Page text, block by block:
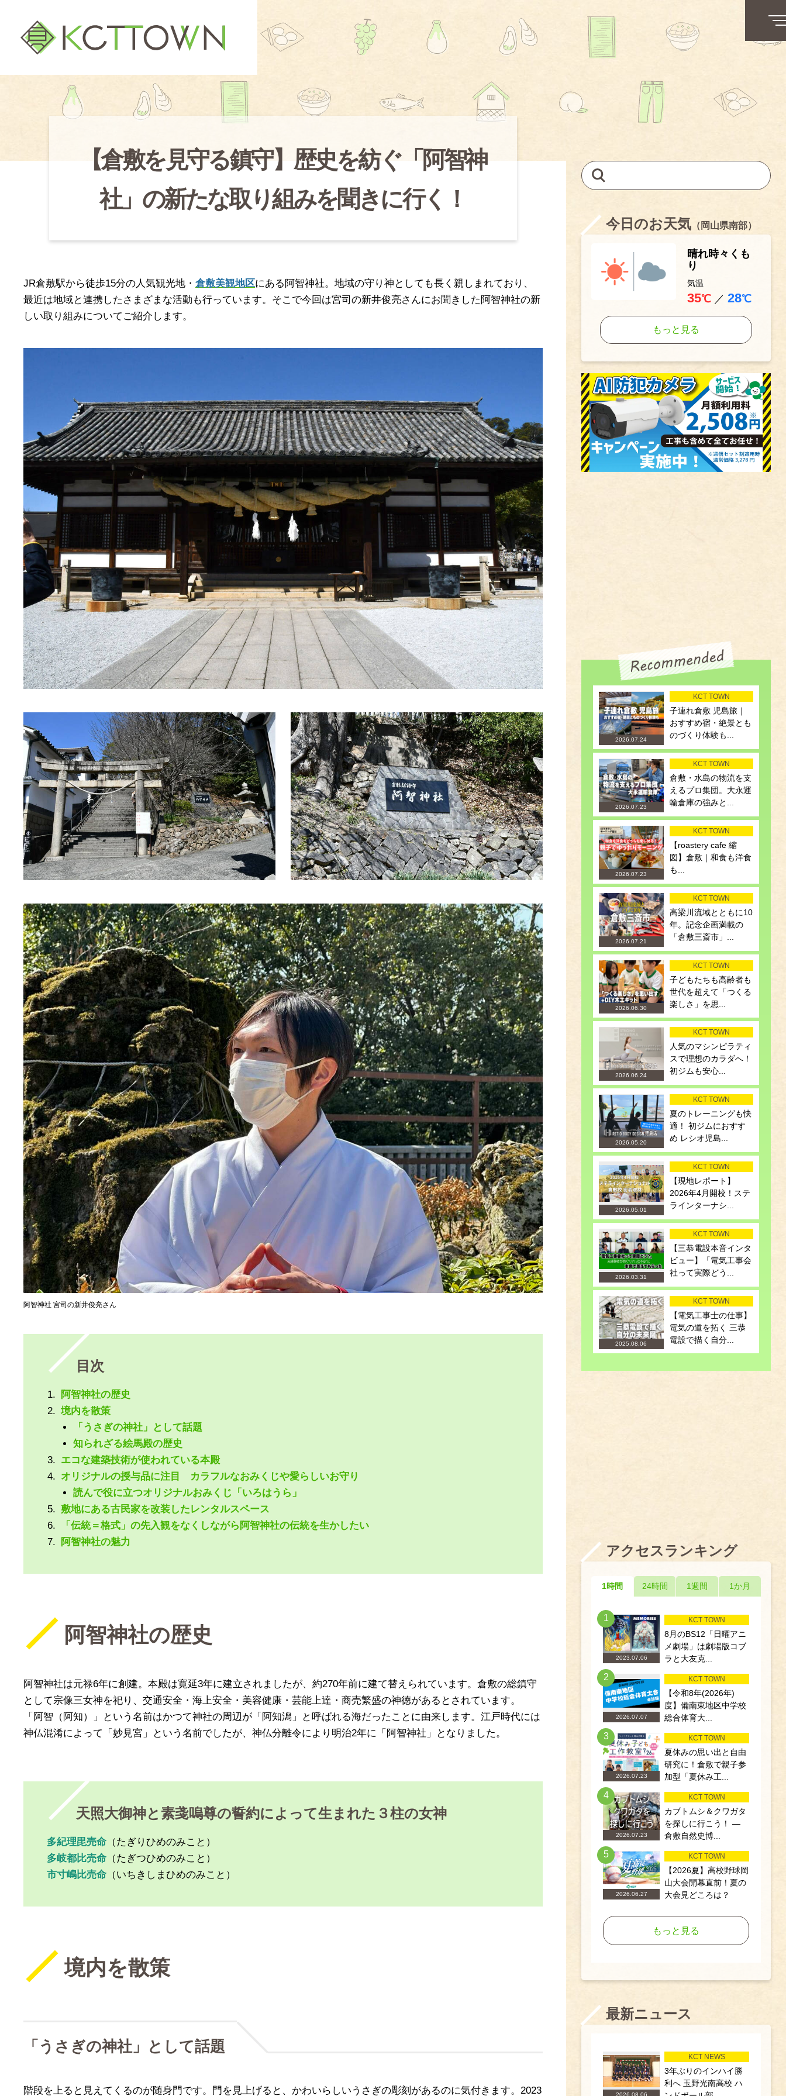
【倉敷を見守る鎮守】歴史を紡ぐ「阿智神
社」の新たな取り組みを聞きに行く！
JR倉敷駅から徒歩15分の人気観光地・ 倉敷美観地区にある阿智神社。地域の守り神としても長く親しまれており、
最近は地域と連携したさまざまな活動も行っています。そこで今回は宮司の新井俊亮さんにお聞きした阿智神社の新
しい取り組みについてご紹介します。
阿智神社 宮司の新井俊亮さん
目次
阿智神社の歴史
境内を散策
「うさぎの神社」として話題
知られざる絵馬殿の歴史
エコな建築技術が使われている本殿
オリジナルの授与品に注目 カラフルなおみくじや愛らしいお守り
読んで役に立つオリジナルおみくじ「いろはうら」
敷地にある古民家を改装したレンタルスペース
「伝統＝格式」の先入観をなくしながら阿智神社の伝統を生かしたい
阿智神社の魅力
阿智神社の歴史
阿智神社は元禄6年に創建。本殿は寛延3年に建立されましたが、約270年前に建て替えられています。倉敷の総鎮守
として宗像三女神を祀り、交通安全・海上安全・美容健康・芸能上達・商売繁盛の神徳があるとされています。
「阿智（阿知）」という名前はかつて神社の周辺が「阿知潟」と呼ばれる海だったことに由来します。江戸時代には
神仏混淆によって「妙見宮」という名前でしたが、神仏分離令により明治2年に「阿智神社」となりました。
天照大御神と素戔嗚尊の誓約によって生まれた３柱の女神
多紀理毘売命 （たぎりひめのみこと）
多岐都比売命 （たぎつひめのみこと）
市寸嶋比売命 （いちきしまひめのみこと）
境内を散策
「うさぎの神社」として話題
階段を上ると見えてくるのが随身門です。門を見上げると、かわいらしいうさぎの彫刻があるのに気付きます。2023
今日のお天気 （岡山県南部）
晴れ時々くも
り
気温
35℃／ 28℃
もっと見る
2026.07.24
KCT TOWN
子連れ倉敷 児島旅｜
おすすめ宿・絶景とも
のづくり体験も...
2026.07.23
KCT TOWN
倉敷・水島の物流を支
えるプロ集団。大永運
輸倉庫の強みと...
2026.07.23
KCT TOWN
【roastery cafe 縮
図】倉敷｜和食も洋食
も...
2026.07.21
KCT TOWN
高梁川流域とともに10
年。記念企画満載の
「倉敷三斎市」...
2026.06.30
KCT TOWN
子どもたちも高齢者も
世代を超えて「つくる
楽しさ」を思...
2026.06.24
KCT TOWN
人気のマシンピラティ
スで理想のカラダへ！
初ジムも安心...
2026.05.20
KCT TOWN
夏のトレーニングも快
適！ 初ジムにおすす
め レシオ児島...
2026.05.01
KCT TOWN
【現地レポート】
2026年4月開校！ステ
ラインターナシ...
2026.03.31
KCT TOWN
【三恭電設本音インタ
ビュー】「電気工事会
社って実際どう...
2025.08.06
KCT TOWN
【電気工事士の仕事】
電気の道を拓く 三恭
電設で描く自分...
アクセスランキング
1時間 24時間 1週間 1か月
1
2023.07.06
KCT TOWN
8月のBS12「日曜アニ
メ劇場」は劇場版コブ
ラと大友克...
2
2026.07.07
KCT TOWN
【令和8年(2026年)
度】備南東地区中学校
総合体育大...
3
2026.07.23
KCT TOWN
夏休みの思い出と自由
研究に！倉敷で親子参
加型「夏休み工...
4
2026.07.23
KCT TOWN
カブトムシ＆クワガタ
を探しに行こう！ ―
倉敷自然史博...
5
2026.06.27
KCT TOWN
【2026夏】高校野球岡
山大会開幕直前！夏の
大会見どころは？
もっと見る
最新ニュース
KCT NEWS
3年ぶりのインハイ勝
利へ 玉野光南高校 ハ